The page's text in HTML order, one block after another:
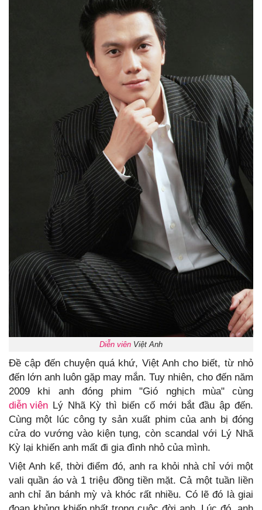
Diễn viên Việt Anh
Đề cập đến chuyện quá khứ, Việt Anh cho biết, từ nhỏ
đến lớn anh luôn gặp may mắn. Tuy nhiên, cho đến năm
2009 khi anh đóng phim "Gió nghịch mùa" cùng
diễn viên Lý Nhã Kỳ thì biến cố mới bắt đầu ập đến.
Cùng một lúc công ty sản xuất phim của anh bị đóng
cửa do vướng vào kiện tụng, còn scandal với Lý Nhã
Kỳ lại khiến anh mất đi gia đình nhỏ của mình.
Việt Anh kể, thời điểm đó, anh ra khỏi nhà chỉ với một
vali quần áo và 1 triệu đồng tiền mặt. Cả một tuần liền
anh chỉ ăn bánh mỳ và khóc rất nhiều. Có lẽ đó là giai